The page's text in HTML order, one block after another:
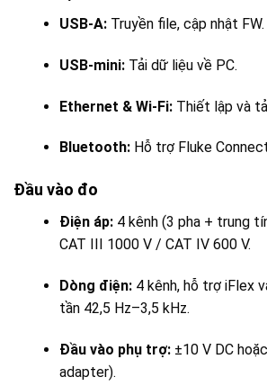
USB-A:Truyền file, cập nhật FW.
USB-mini:Tải dữ liệu về PC.
Ethernet & Wi-Fi:Thiết lập và
Bluetooth:Hỗ trợ Fluke
Đầu vào đo
Điện áp:4 kênh (3 pha + trung
CAT III 1000 V / CAT IV 600 V.
Dòng điện:4 kênh, hỗ trợ iFlex
tần 42,5 Hz–3,5 kHz.
Đầu vào phụ trợ:±10 V DC
adapter).